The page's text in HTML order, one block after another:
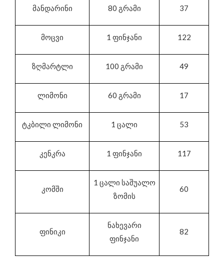
მანდარინი 80 გრამი 37
მოცვი 1 ფინჯანი 122
ზღმარტლი 100 გრამი 49
ლიმონი 60 გრამი 17
ტკბილი ლიმონი 1 ცალი 53
კენკრა 1 ფინჯანი 117
კომში
1 ცალი საშუალო
ზომის
60
ფინიკი
ნახევარი
ფინჯანი
82